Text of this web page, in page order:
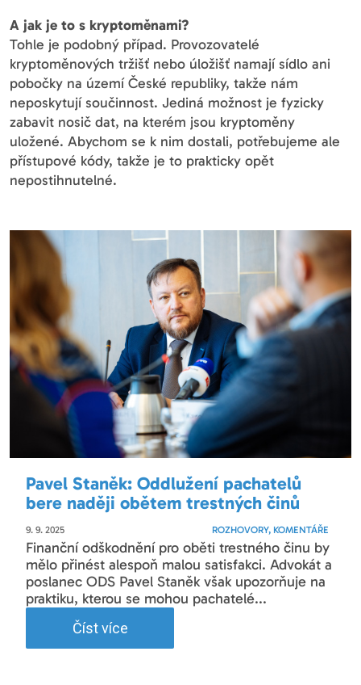
A jak je to s kryptoměnami?
Tohle je podobný případ. Provozovatelé
kryptoměnových tržišť nebo úložišť namají sídlo ani
pobočky na území České republiky, takže nám
neposkytují součinnost. Jediná možnost je fyzicky
zabavit nosič dat, na kterém jsou kryptoměny
uložené. Abychom se k nim dostali, potřebujeme ale
přístupové kódy, takže je to prakticky opět
nepostihnutelné.
Pavel Staněk: Oddlužení pachatelů
bere naději obětem trestných činů
9. 9. 2025 ROZHOVORY, KOMENTÁŘE
Finanční odškodnění pro oběti trestného činu by
mělo přinést alespoň malou satisfakci. Advokát a
poslanec ODS Pavel Staněk však upozorňuje na
praktiku, kterou se mohou pachatelé...
Číst více